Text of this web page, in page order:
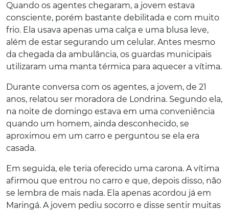
Quando os agentes chegaram, a jovem estava
consciente, porém bastante debilitada e com muito
frio. Ela usava apenas uma calça e uma blusa leve,
além de estar segurando um celular. Antes mesmo
da chegada da ambulância, os guardas municipais
utilizaram uma manta térmica para aquecer a vítima.
Durante conversa com os agentes, a jovem, de 21
anos, relatou ser moradora de Londrina. Segundo ela,
na noite de domingo estava em uma conveniência
quando um homem, ainda desconhecido, se
aproximou em um carro e perguntou se ela era
casada.
Em seguida, ele teria oferecido uma carona. A vítima
afirmou que entrou no carro e que, depois disso, não
se lembra de mais nada. Ela apenas acordou já em
Maringá. A jovem pediu socorro e disse sentir muitas